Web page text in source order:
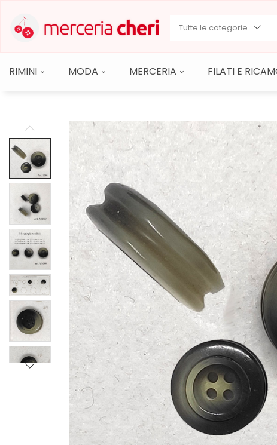
Tutte le categorie
RIMINI MODA MERCERIA FILATI E